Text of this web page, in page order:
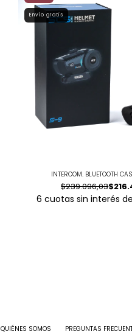
Envío gratis
INTERCOM. BLUETOOTH
$239.096,03
6 cuotas sin interés de
QUIÉNES SOMOS PREGUNTAS